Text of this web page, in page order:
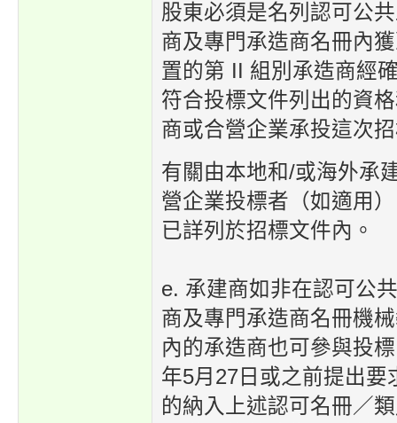
股東必須是名列認可公
商及專門承造商名冊內
置的第 II 組別承造商經
符合投標文件列出的資
商或合營企業承投這次
有關由本地和/或海外承
營企業投標者（如適用
已詳列於招標文件內。
e. 承建商如非在認可公
商及專門承造商名冊機
內的承造商也可參與投
年5月27日或之前提出要
的納入上述認可名冊／